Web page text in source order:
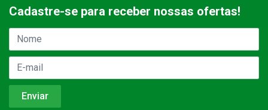
Cadastre-se para receber nossas ofertas!